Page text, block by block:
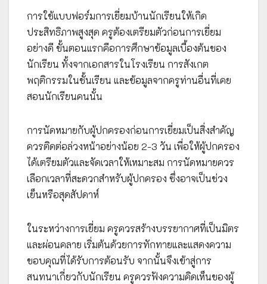
การใช้แบบฟอร์มการเยี่ยมบ้านนักเรียนให้เกิด
ประสิทธิภาพสูงสุด ครูต้องเตรียมตัวก่อนการเยี่ยม
อย่างดี ขั้นตอนแรกคือการศึกษาข้อมูลเบื้องต้นของ
นักเรียน ทั้งจากเอกสารในโรงเรียน การสังเกต
พฤติกรรมในชั้นเรียน และข้อมูลจากครูท่านอื่นที่เคย
สอนนักเรียนคนนั้น
การนัดหมายกับผู้ปกครองก่อนการเยี่ยมเป็นสิ่งสำคัญ
ควรติดต่อล่วงหน้าอย่างน้อย 2-3 วัน เพื่อให้ผู้ปกครอง
ได้เตรียมตัวและจัดเวลาให้เหมาะสม การนัดหมายควร
เลือกเวลาที่สะดวกสำหรับผู้ปกครอง ซึ่งอาจเป็นช่วง
เย็นหรือสุดสัปดาห์
ในระหว่างการเยี่ยม ครูควรสร้างบรรยากาศที่เป็นมิตร
และผ่อนคลาย เริ่มต้นด้วยการทักทายและแสดงความ
ขอบคุณที่ได้รับการต้อนรับ จากนั้นจึงเข้าสู่การ
สนทนาเกี่ยวกับนักเรียน ครูควรฟังความคิดเห็นของผู้